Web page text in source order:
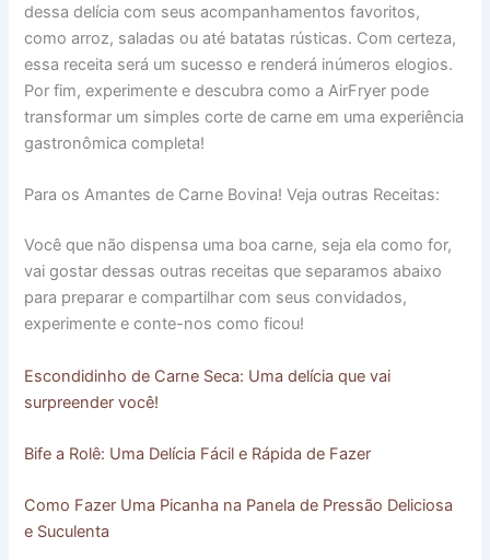
dessa delícia com seus acompanhamentos favoritos,
como arroz, saladas ou até batatas rústicas. Com certeza,
essa receita será um sucesso e renderá inúmeros elogios.
Por fim, experimente e descubra como a AirFryer pode
transformar um simples corte de carne em uma experiência
gastronômica completa!
Para os Amantes de Carne Bovina! Veja outras Receitas:
Você que não dispensa uma boa carne, seja ela como for,
vai gostar dessas outras receitas que separamos abaixo
para preparar e compartilhar com seus convidados,
experimente e conte-nos como ficou!
Escondidinho de Carne Seca: Uma delícia que vai
surpreender você!
Bife a Rolê: Uma Delícia Fácil e Rápida de Fazer
Como Fazer Uma Picanha na Panela de Pressão Deliciosa
e Suculenta